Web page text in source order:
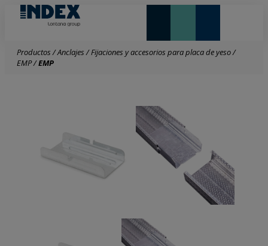
Productos/Anclajes/Fijaciones y accesorios para placa de yeso/
EMP/EMP